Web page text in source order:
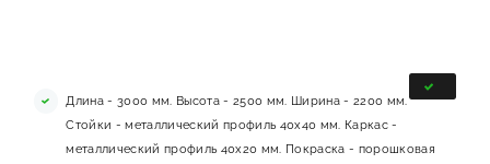
Длина - 3000 мм. Высота - 2500 мм. Ширина - 2200 мм.
Стойки - металлический профиль 40х40 мм. Каркас -
металлический профиль 40х20 мм. Покраска - порошковая